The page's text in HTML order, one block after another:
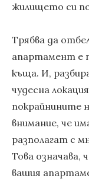
жилището си
Трябва да
апартамент е
къща. И,
чудесна
покрайнините
внимание, че
разполагат с
Това
вашия